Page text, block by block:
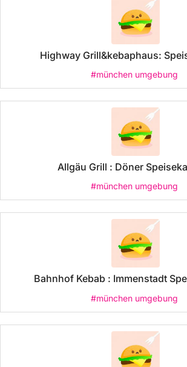
Highway Grill&kebaphaus:
#münchen umgebung
Allgäu Grill : Döner
#münchen umgebung
Bahnhof Kebab : Immenstadt
#münchen umgebung